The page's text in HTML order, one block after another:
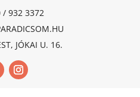
/ 932 3372
JÓKAI U. 16.